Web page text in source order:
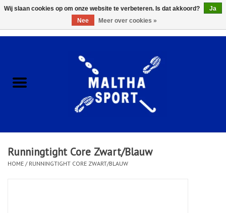
ACCESSOIRES/HARDWARE
KLEDING
CLUBSHOPS
Runningtight Core Zwart/Blauw
HOME / RUNNINGTIGHT CORE ZWART/BLAUW
Wij slaan cookies op om onze website te verbeteren. Is dat akkoord?
Ja
Nee
Meer over cookies »